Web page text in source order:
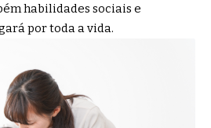
habilidades sociais e
por toda a vida.